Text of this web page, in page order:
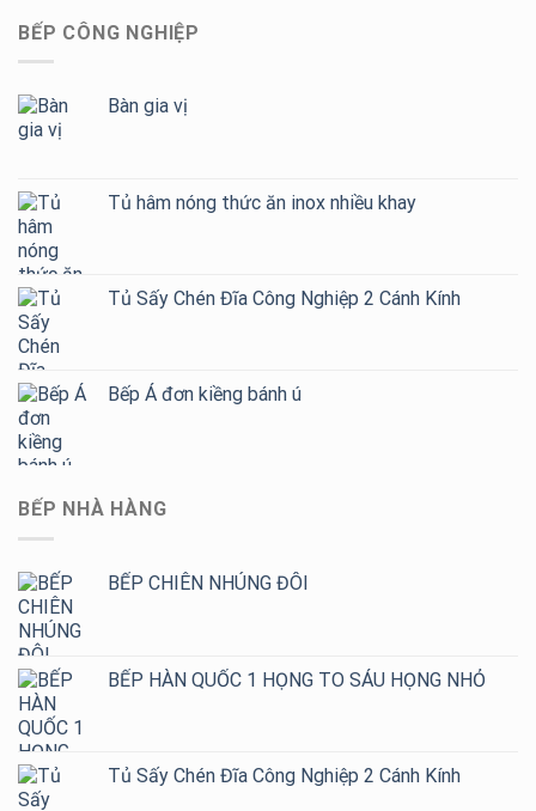
BẾP CÔNG NGHIỆP
Bàn gia vị
Tủ hâm nóng thức ăn inox nhiều khay
Tủ Sấy Chén Đĩa Công Nghiệp 2 Cánh Kính
Bếp Á đơn kiềng bánh ú
BẾP NHÀ HÀNG
BẾP CHIÊN NHÚNG ĐÔI
BẾP HÀN QUỐC 1 HỌNG TO SÁU HỌNG NHỎ
Tủ Sấy Chén Đĩa Công Nghiệp 2 Cánh Kính